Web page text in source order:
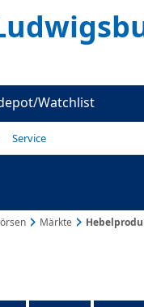
Watchlist
Service
Märkte